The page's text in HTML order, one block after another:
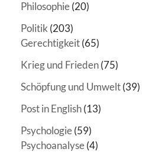
Philosophie(20)
Politik (203)
Gerechtigkeit(65)
Krieg und Frieden(75)
Schöpfung und Umwelt(39)
Post in English(13)
Psychologie(59)
Psychoanalyse(4)